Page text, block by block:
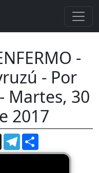
-
- Por
Martes, 30
2017
ThreadsTelegram